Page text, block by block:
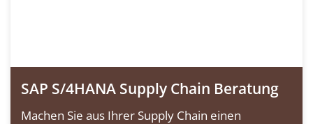
SAP S/4HANA Supply Chain Beratung
Machen Sie aus Ihrer Supply Chain einen